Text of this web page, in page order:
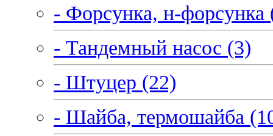
- Форсунка, н-форсунка
- Тандемный насос (3)
- Штуцер (22)
- Шайба, термошайба